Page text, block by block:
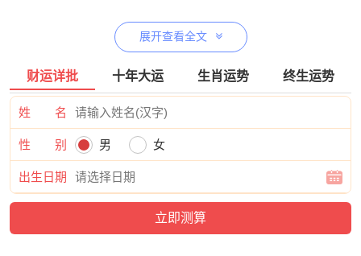
美的MG902-D价格参考：
美的（Midea）家用净水器伴侣 美的管线机 全通量适配 6段
控温 智能触控 壁挂式直饮机 速热饮水机 MG902-D活动到手
价格2299元 【查看最近优惠活动】
美的MG902-D参数：
品牌：美的（Midea）
商品名称：美的MG902-D
展开查看全文
财运详批 十年大运 生肖运势 终生运势
姓 名
性 别 男 女
出生日期